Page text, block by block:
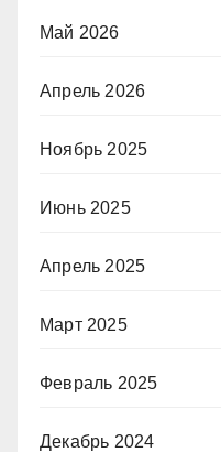
Май 2026
Апрель 2026
Ноябрь 2025
Июнь 2025
Апрель 2025
Март 2025
Февраль 2025
Декабрь 2024